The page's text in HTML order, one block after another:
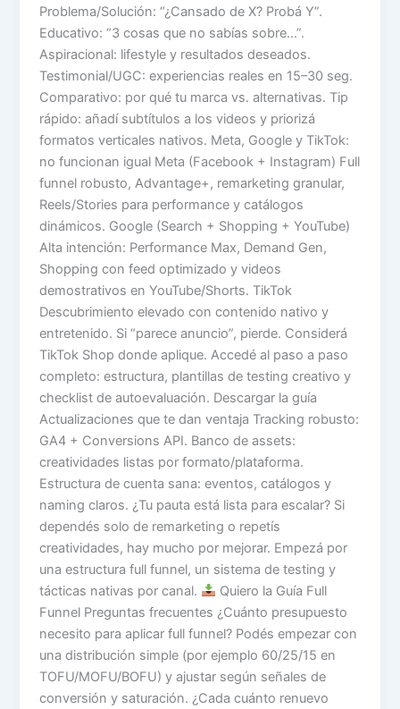
Problema/Solución: “¿Cansado de X? Probá Y”.
Educativo: “3 cosas que no sabías sobre…”.
Aspiracional: lifestyle y resultados deseados.
Testimonial/UGC: experiencias reales en 15–30 seg.
Comparativo: por qué tu marca vs. alternativas. Tip
rápido: añadí subtítulos a los videos y priorizá
formatos verticales nativos. Meta, Google y TikTok:
no funcionan igual Meta (Facebook + Instagram) Full
funnel robusto, Advantage+, remarketing granular,
Reels/Stories para performance y catálogos
dinámicos. Google (Search + Shopping + YouTube)
Alta intención: Performance Max, Demand Gen,
Shopping con feed optimizado y videos
demostrativos en YouTube/Shorts. TikTok
Descubrimiento elevado con contenido nativo y
entretenido. Si “parece anuncio”, pierde. Considerá
TikTok Shop donde aplique. Accedé al paso a paso
completo: estructura, plantillas de testing creativo y
checklist de autoevaluación. Descargar la guía
Actualizaciones que te dan ventaja Tracking robusto:
GA4 + Conversions API. Banco de assets:
creatividades listas por formato/plataforma.
Estructura de cuenta sana: eventos, catálogos y
naming claros. ¿Tu pauta está lista para escalar? Si
dependés solo de remarketing o repetís
creatividades, hay mucho por mejorar. Empezá por
una estructura full funnel, un sistema de testing y
tácticas nativas por canal.
Quiero la Guía Full
Funnel Preguntas frecuentes ¿Cuánto presupuesto
necesito para aplicar full funnel? Podés empezar con
una distribución simple (por ejemplo 60/25/15 en
TOFU/MOFU/BOFU) y ajustar según señales de
conversión y saturación. ¿Cada cuánto renuevo